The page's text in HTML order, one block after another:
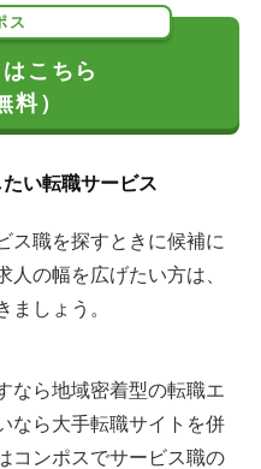
ス
こちら
料）
い転職サービス
ス職を探すときに候補に
の幅を広げたい方は、
ましょう。
なら地域密着型の転職エ
なら大手転職サイトを併
コンポスでサービス職の